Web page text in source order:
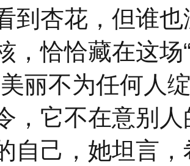
到杏花，但谁
，恰恰藏在这场
丽不为任何人
，它不在意别
自己，她坦言